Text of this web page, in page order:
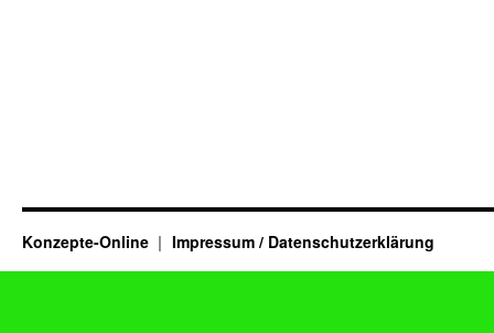
Konzepte-Online Impressum / Datenschutzerklärung